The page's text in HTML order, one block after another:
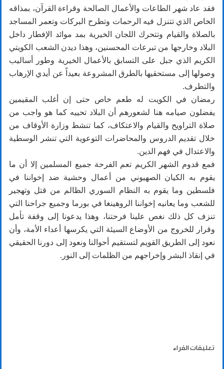
فقد عاد شهر الطاعات والأعمال الصالحة وقراءة القرآن، بمذاقه
الخاص الذي تتنزل فيه الرحمات وتطرح البركات وتعمر المساجد
بالصلاة والقيام وتتحرك اللجان الخيرية بمد موائد الإفطار داخل
البلاد وخارجها من تبرعات المحسنين، وهذا ديدن الشعب الكويتي
الكريم الذي جبل على التسابق بالأعمال الخيرية وطور أساليب
وصولها إلى مستحقيها بالطرق المشروعة بعيداً عن أيدي الإرهاب
والتطرف.
رمضان في الكويت له طعم خاص حتى إن أغلب المقيمين
يفضلون صيامه هنا لشعورهم أن البلاد تحييه كما هو واجب من
صلاة التراويح والقيام والاعتكاف، كما تنشط وزارة الأوقاف من
خلال تقديم الدروس والمحاضرات التوعوية التي تنشر الوسطية
والاعتدال في فهم الدين.
فمع قدوم الشهر الكريم تعم الفرحة جميع المسلمين إلا أن ما
يقوم به الكيان الصهيوني من أعمال وحشية ضد إخواننا في
فلسطين وما يقوم به النظام السوري الظالم من قتل وتهجير
للشعب وما يعانيه إخواننا الروهينغا في بورما وجميع جراحنا التي
تنزف كل ذلك نغص علينا فرحتنا، وهذا يدعونا إلى وقفة تأمل
وقرار للخروج من الأوضاع السيئة التي يكرسها أعداء الأمة، وأن
نعود إلى الطريق القويم لتستقيم أحوالنا ونعود إلى دورنا الحقيقي
في إنقاذ البشر وإخراجهم من الظلمات إلى النور.
تعليقات القراء